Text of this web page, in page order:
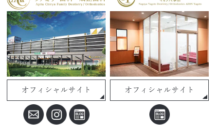
オフィシャルサイト オフィシャルサイト